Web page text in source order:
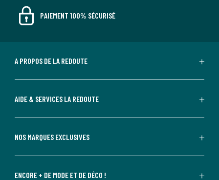
PAIEMENT 100% SÉCURISÉ
A PROPOS DE LA REDOUTE
AIDE & SERVICES LA REDOUTE
NOS MARQUES EXCLUSIVES
ENCORE + DE MODE ET DE DÉCO !